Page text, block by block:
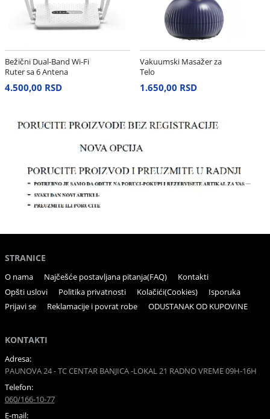
Bežični Dual-Band Wi-Fi
Ruter sa 6 Antena
4.500,00 RSD
Vakuumski Masažer za
Telo
1.650,00 RSD
STRANICE
O nama Najčešće postavljana pitanja(FAQ)
Kontakti
Opšti uslovi
Politika privatnosti Kolačići(Cookies)
Isporuka
Prijavi se
Reklamacije i povrat robe ODUSTANAK OD KUPOVINE
KONTAKTI
Adresa:
PAUNOVA 24 - TC CENTAR BANJICA -LOKAL 21 RADNO VREME 09H-16H
Telefon:
060/166-10-77
E-mail: